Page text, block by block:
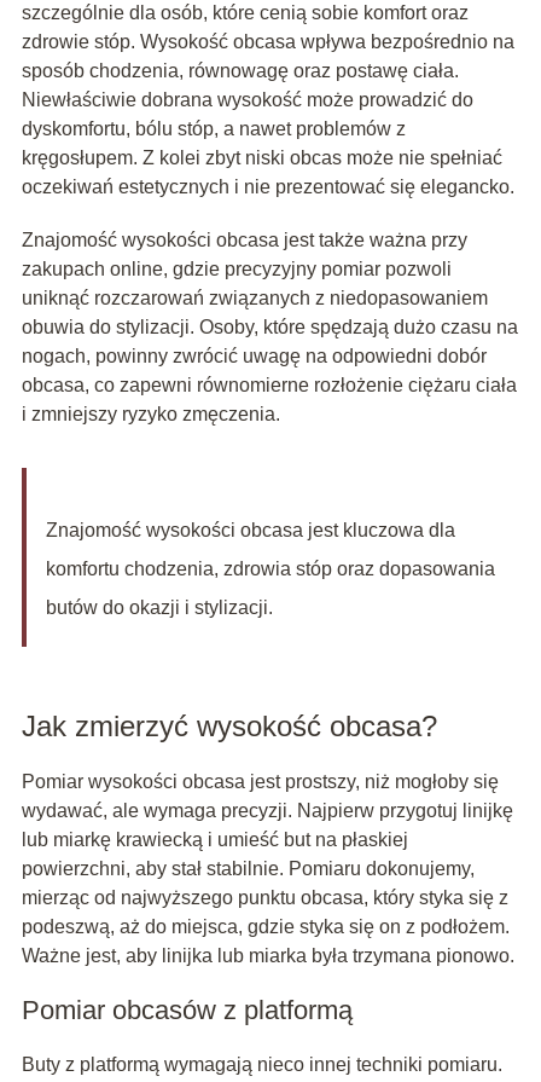
szczególnie dla osób, które cenią sobie komfort oraz
zdrowie stóp. Wysokość obcasa wpływa bezpośrednio na
sposób chodzenia, równowagę oraz postawę ciała.
Niewłaściwie dobrana wysokość może prowadzić do
dyskomfortu, bólu stóp, a nawet problemów z
kręgosłupem. Z kolei zbyt niski obcas może nie spełniać
oczekiwań estetycznych i nie prezentować się elegancko.
Znajomość wysokości obcasa jest także ważna przy
zakupach online, gdzie precyzyjny pomiar pozwoli
uniknąć rozczarowań związanych z niedopasowaniem
obuwia do stylizacji. Osoby, które spędzają dużo czasu na
nogach, powinny zwrócić uwagę na odpowiedni dobór
obcasa, co zapewni równomierne rozłożenie ciężaru ciała
i zmniejszy ryzyko zmęczenia.
Znajomość wysokości obcasa jest kluczowa dla
komfortu chodzenia, zdrowia stóp oraz dopasowania
butów do okazji i stylizacji.
Jak zmierzyć wysokość obcasa?
Pomiar wysokości obcasa jest prostszy, niż mogłoby się
wydawać, ale wymaga precyzji. Najpierw przygotuj linijkę
lub miarkę krawiecką i umieść but na płaskiej
powierzchni, aby stał stabilnie. Pomiaru dokonujemy,
mierząc od najwyższego punktu obcasa, który styka się z
podeszwą, aż do miejsca, gdzie styka się on z podłożem.
Ważne jest, aby linijka lub miarka była trzymana pionowo.
Pomiar obcasów z platformą
Buty z platformą wymagają nieco innej techniki pomiaru.